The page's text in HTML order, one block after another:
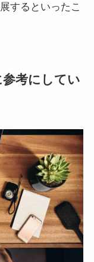
するといったこ
考にしてい